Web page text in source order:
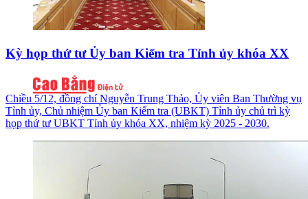
Kỳ họp thứ tư Ủy ban Kiểm tra Tỉnh ủy khóa XX
Chiều 5/12, đồng chí Nguyễn Trung Thảo, Ủy viên Ban Thường vụ
Tỉnh ủy, Chủ nhiệm Ủy ban Kiểm tra (UBKT) Tỉnh ủy chủ trì kỳ
họp thứ tư UBKT Tỉnh ủy khóa XX, nhiệm kỳ 2025 - 2030.